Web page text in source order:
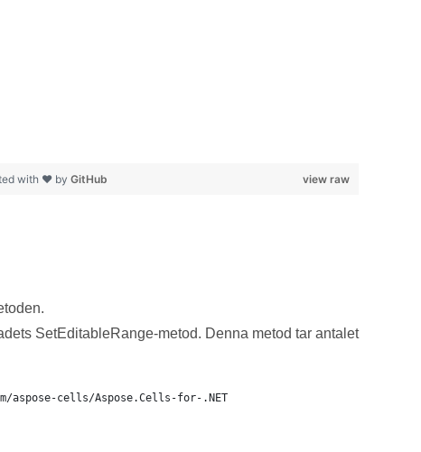
view raw
with ❤ by GitHub
SetEditableRange-metod. Denna metod tar antalet
cells/Aspose.Cells-for-.NET